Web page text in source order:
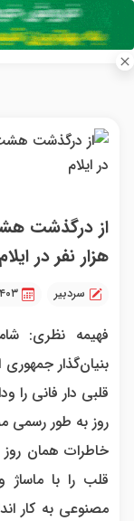
از درگذشت
هزار نفر در ایلام
سردبیر ۱۴/
بنیان‌گذار
قلبی دار فانی را
روز به طور رسمی
خاطرات همان
قلب را با
مصنوعی به کار